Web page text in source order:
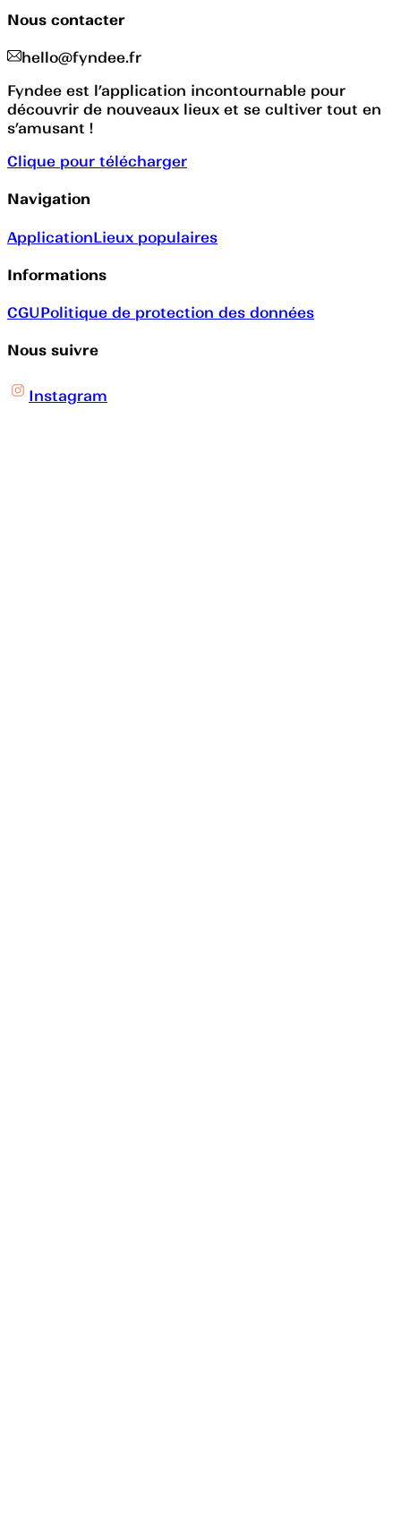
Nous contacter
hello@fyndee.fr
Fyndee est l’application incontournable pour
découvrir de nouveaux lieux et se cultiver tout en
s’amusant !
Clique pour télécharger
Navigation
ApplicationLieux populaires
Informations
CGUPolitique de protection des données
Nous suivre
Instagram